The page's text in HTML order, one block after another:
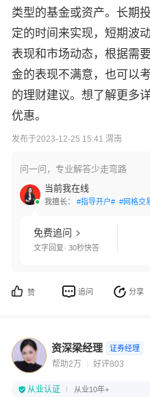
类型的基金或资产。长期
定的时间来实现，短期波
表现和市场动态，根据需
金的表现不满意，也可以
的理财建议。想了解更多
优惠。
发布于2023-12-25 15:41 渭南
问一问，专业解答少走弯路
当前我在线
我擅长： #指导开户# #网格交
免费追问
文字回复· 30秒快答
赞 追问 分享
资深梁经理 证券经理
帮助2万 好评803
从业认证 从业10年+